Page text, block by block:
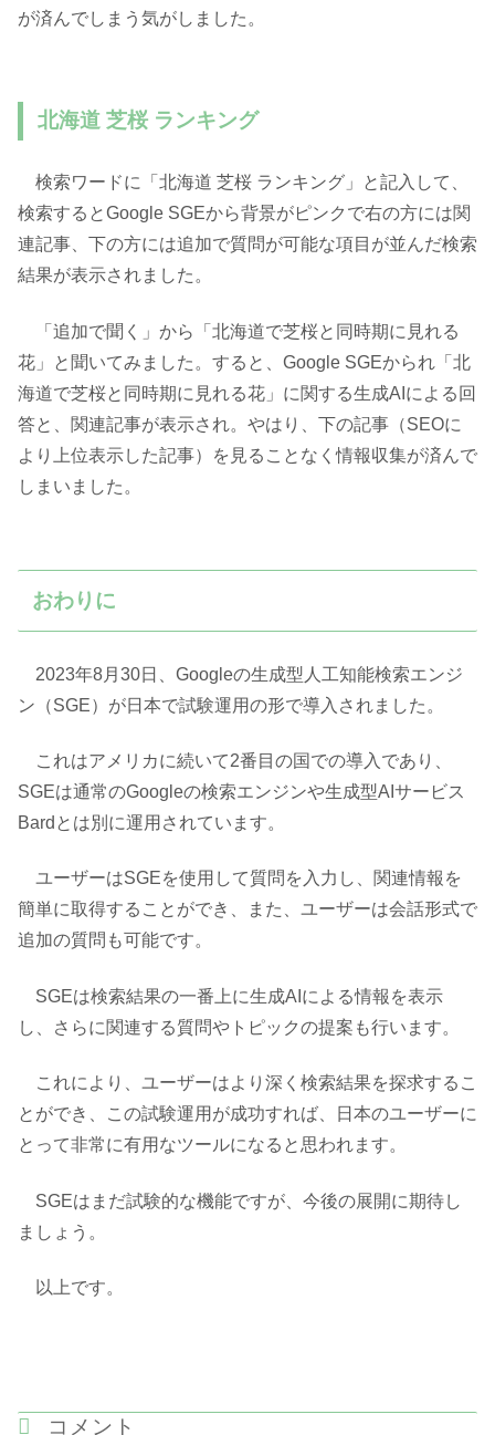
が済んでしまう気がしました。
北海道 芝桜 ランキング
検索ワードに「北海道 芝桜 ランキング」と記入して、
検索するとGoogle SGEから背景がピンクで右の方には関
連記事、下の方には追加で質問が可能な項目が並んだ検索
結果が表示されました。
「追加で聞く」から「北海道で芝桜と同時期に見れる
花」と聞いてみました。すると、Google SGEかられ「北
海道で芝桜と同時期に見れる花」に関する生成AIによる回
答と、関連記事が表示され。やはり、下の記事（SEOに
より上位表示した記事）を見ることなく情報収集が済んで
しまいました。
おわりに
2023年8月30日、Googleの生成型人工知能検索エンジ
ン（SGE）が日本で試験運用の形で導入されました。
これはアメリカに続いて2番目の国での導入であり、
SGEは通常のGoogleの検索エンジンや生成型AIサービス
Bardとは別に運用されています。
ユーザーはSGEを使用して質問を入力し、関連情報を
簡単に取得することができ、また、ユーザーは会話形式で
追加の質問も可能です。
SGEは検索結果の一番上に生成AIによる情報を表示
し、さらに関連する質問やトピックの提案も行います。
これにより、ユーザーはより深く検索結果を探求するこ
とができ、この試験運用が成功すれば、日本のユーザーに
とって非常に有用なツールになると思われます。
SGEはまだ試験的な機能ですが、今後の展開に期待し
ましょう。
以上です。
コメント